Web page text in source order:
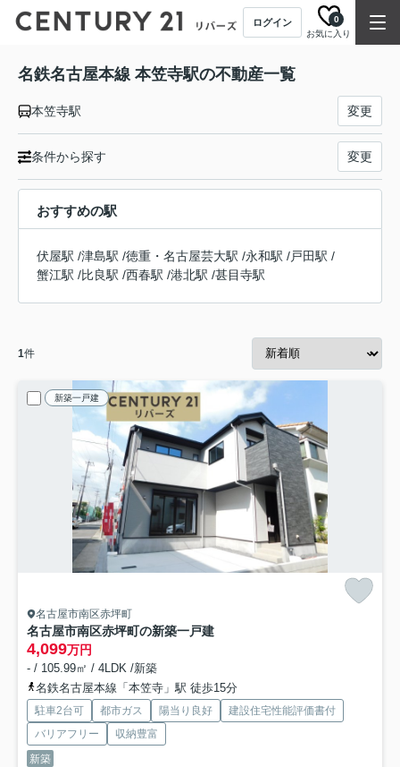
ログイン
お気に入り
0
名鉄名古屋本線 本笠寺駅の不動産一覧
本笠寺駅 変更
条件から探す 変更
おすすめの駅
伏屋駅 /津島駅 /徳重・名古屋芸大駅 /永和駅 /戸田駅 /
蟹江駅 /比良駅 /西春駅 /港北駅 /甚目寺駅
1件
新築一戸建
名古屋市南区赤坪町
名古屋市南区赤坪町の新築一戸建
4,099万円
- / 105.99㎡ / 4LDK /新築
名鉄名古屋本線「本笠寺」駅 徒歩15分
駐車2台可 都市ガス 陽当り良好
建設住宅性能評価書付
バリアフリー
収納豊富
新築